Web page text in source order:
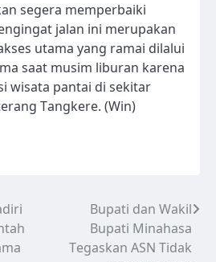
segera memperbaiki
jalan ini merupakan
utama yang ramai dilalui
saat musim liburan karena
wisata pantai di sekitar
Tangkere. (Win)
Bupati dan Wakil
Bupati Minahasa
Tegaskan ASN Tidak